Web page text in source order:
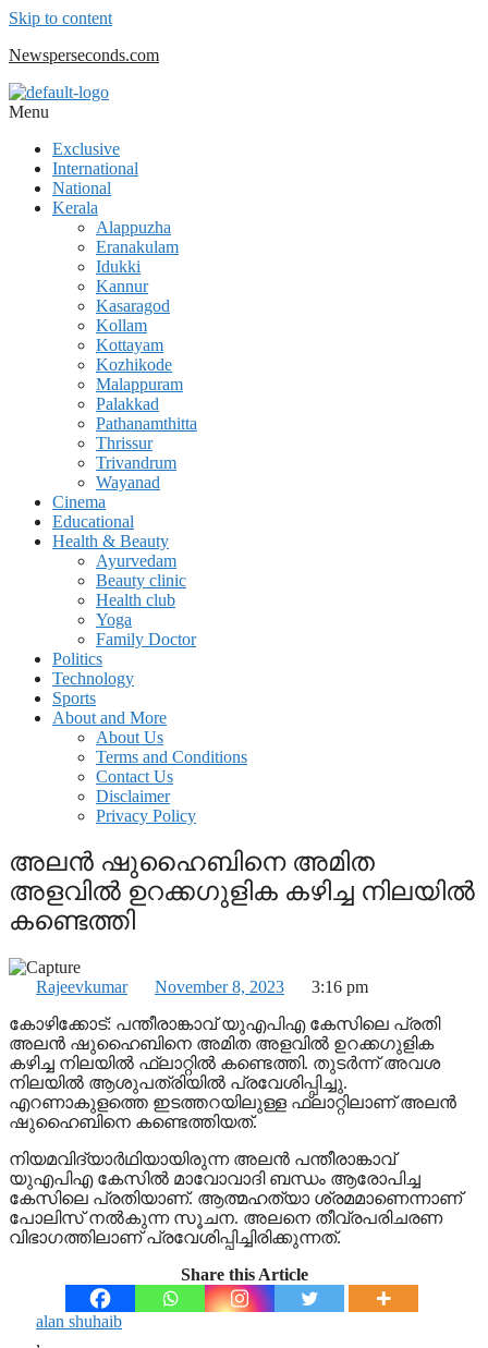
Skip to content
Newsperseconds.com
Menu
Exclusive
International
National
Kerala
Alappuzha
Eranakulam
Idukki
Kannur
Kasaragod
Kollam
Kottayam
Kozhikode
Malappuram
Palakkad
Pathanamthitta
Thrissur
Trivandrum
Wayanad
Cinema
Educational
Health & Beauty
Ayurvedam
Beauty clinic
Health club
Yoga
Family Doctor
Politics
Technology
Sports
About and More
About Us
Terms and Conditions
Contact Us
Disclaimer
Privacy Policy
അലന്‍ ഷുഹൈബിനെ അമിത
അളവില്‍ ഉറക്കഗുളിക കഴിച്ച നിലയില്‍
കണ്ടെത്തി
Rajeevkumar November 8, 2023
3:16 pm
കോഴിക്കോട്: പന്തീരാങ്കാവ് യുഎപിഎ കേസിലെ പ്രതി
അലന്‍ ഷുഹൈബിനെ അമിത അളവില്‍ ഉറക്കഗുളിക
കഴിച്ച നിലയില്‍ ഫ്ലാറ്റില്‍ കണ്ടെത്തി. തുടര്‍ന്ന് അവശ
നിലയില്‍ ആശുപത്രിയില്‍ പ്രവേശിപ്പിച്ചു.
എറണാകുളത്തെ ഇടത്തറയിലുള്ള ഫ്ലാറ്റിലാണ് അലന്‍
ഷുഹൈബിനെ കണ്ടെത്തിയത്.
നിയമവിദ്യാര്‍ഥിയായിരുന്ന അലന്‍ പന്തീരാങ്കാവ്
യുഎപിഎ കേസില്‍ മാവോവാദി ബന്ധം ആരോപിച്ച
കേസിലെ പ്രതിയാണ്. ആത്മഹത്യാ ശ്രമമാണെന്നാണ്
പോലിസ് നല്‍കുന്ന സൂചന. അലനെ തീവ്രപരിചരണ
വിഭാഗത്തിലാണ് പ്രവേശിപ്പിച്ചിരിക്കുന്നത്.
Share this Article
alan shuhaib
,